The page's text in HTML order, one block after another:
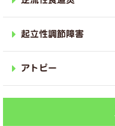
起立性調節障害
アトピー